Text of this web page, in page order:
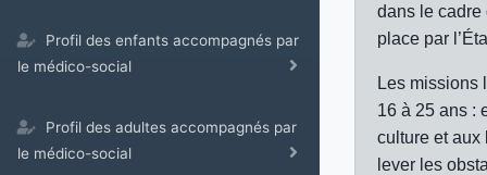
Profil des enfants accompagnés par
le médico-social
Profil des adultes accompagnés par
le médico-social
dans le cadre
place par
Les missions
16 à 25 ans :
culture et aux
lever les